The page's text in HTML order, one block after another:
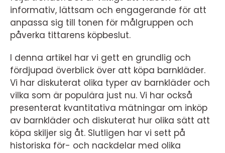
informativ, lättsam och engagerande för att
anpassa sig till tonen för målgruppen och
påverka tittarens köpbeslut.
I denna artikel har vi gett en grundlig och
fördjupad överblick över att köpa barnkläder.
Vi har diskuterat olika typer av barnkläder och
vilka som är populära just nu. Vi har också
presenterat kvantitativa mätningar om inköp
av barnkläder och diskuterat hur olika sätt att
köpa skiljer sig åt. Slutligen har vi sett på
historiska för- och nackdelar med olika